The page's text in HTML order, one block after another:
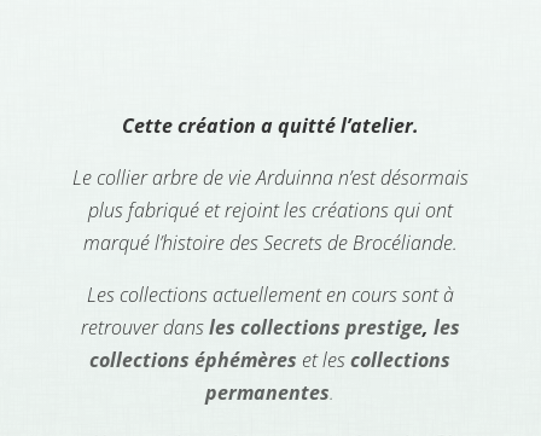
Cette création a quitté l’atelier.
Le collier arbre de vie Arduinna n’est désormais
plus fabriqué et rejoint les créations qui ont
marqué l’histoire des Secrets de Brocéliande.
Les collections actuellement en cours sont à
retrouver dansles collections prestige, les
collections éphémères et lescollections
permanentes.